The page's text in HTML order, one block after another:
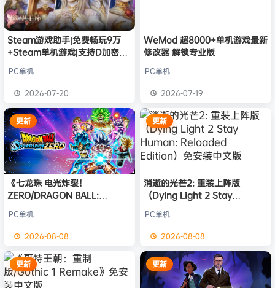
普洱 签到获取 39
欢迎普洱 加入本站
欢迎0**3 加入本站
8月6日
欢迎c***s 加入本站
8月6日
加入本站 8月6日
加入本站 4小时前
Steam游戏助手|免费畅玩9万
+Steam单机游戏|支持D加密以
PC单机
2026-07-20
WeMod 超8000+单机游戏最新
修改器 解锁专业版
PC单机
2026-07-19
更新
《七龙珠 电光炸裂！
ZERO/DRAGON BALL:
版
PC单机
2026-08-08
更新
消逝的光芒2: 重装上阵版
（Dying Light 2 Stay
免安装中文版
PC单机
2026-08-08
更新 更新